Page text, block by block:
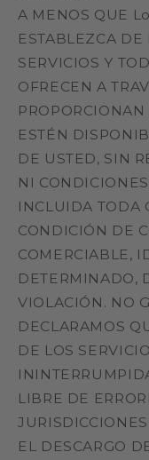
A MENOS QUE
ESTABLEZCA DE
SERVICIOS Y
OFRECEN A
ESTÉN
DE USTED, SIN
NI
INCLUIDA TODA
CONDICIÓN DE
COMERCIABLE,
DETERMINADO,
VIOLACIÓN. NO
DECLARAMOS
DE LOS
LIBRE DE
EL DESCARGO